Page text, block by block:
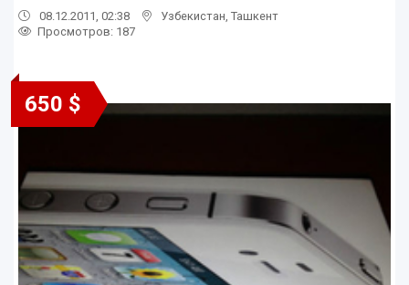
08.12.2011, 02:38 Узбекистан Ташкент
Просмотров: 187
650 $